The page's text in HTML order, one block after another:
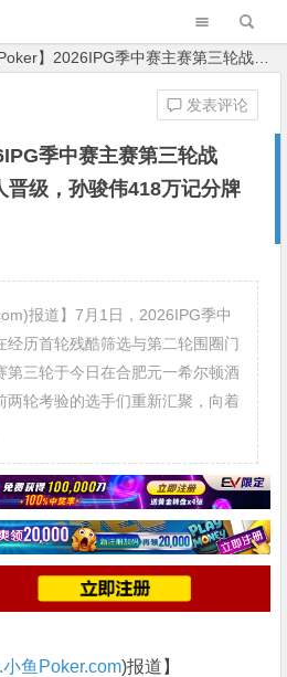
2026IPG季中赛主赛第三轮战报：55人激战，10人晋级，孙骏伟418万记分牌领跑
季中赛主赛第三轮战
晋级，孙骏伟418万记分牌
发表评论
报道】7月1日，2026IPG季中
经历首轮残酷筛选与第二轮围圈门
第三轮于今日在合肥元一希尔顿酒
两轮考验的选手们重新汇聚，向着
鱼Poker.com)报道】